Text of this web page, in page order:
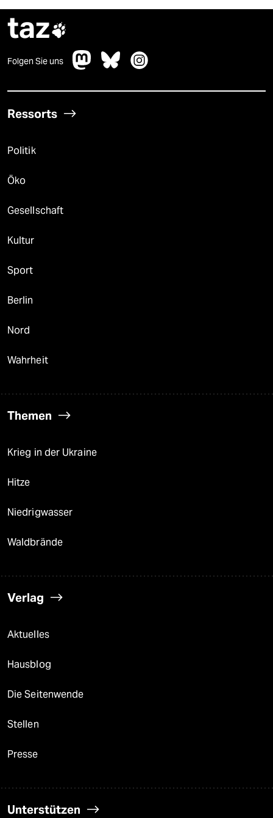
taz
Folgen Sie uns
Ressorts
Politik
Öko
Gesellschaft
Kultur
Sport
Berlin
Nord
Wahrheit
Themen
Krieg in der Ukraine
Hitze
Niedrigwasser
Waldbrände
Verlag
Aktuelles
Hausblog
Die Seitenwende
Stellen
Presse
Unterstützen